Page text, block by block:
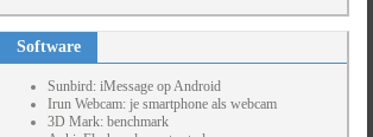
Software
Sunbird: iMessage op Android
Irun Webcam: je smartphone als webcam
3D Mark: benchmark